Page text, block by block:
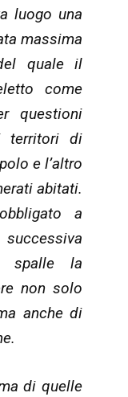
luogo una
massima
quale il
come
questioni
territori di
e l’altro
abitati.
a
spalle la
non solo
anche di
di quelle